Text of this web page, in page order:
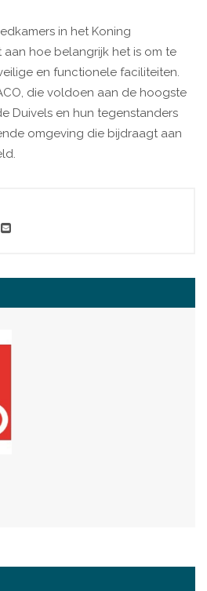
in het Koning
hoe belangrijk het is om te
en functionele faciliteiten.
die voldoen aan de hoogste
Duivels en hun tegenstanders
omgeving die bijdraagt aan